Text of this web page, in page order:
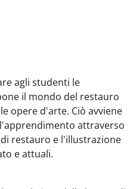
agli studenti le
il mondo del restauro
opere d'arte. Ciò avviene
attraverso
restauro e l'illustrazione
e attuali.